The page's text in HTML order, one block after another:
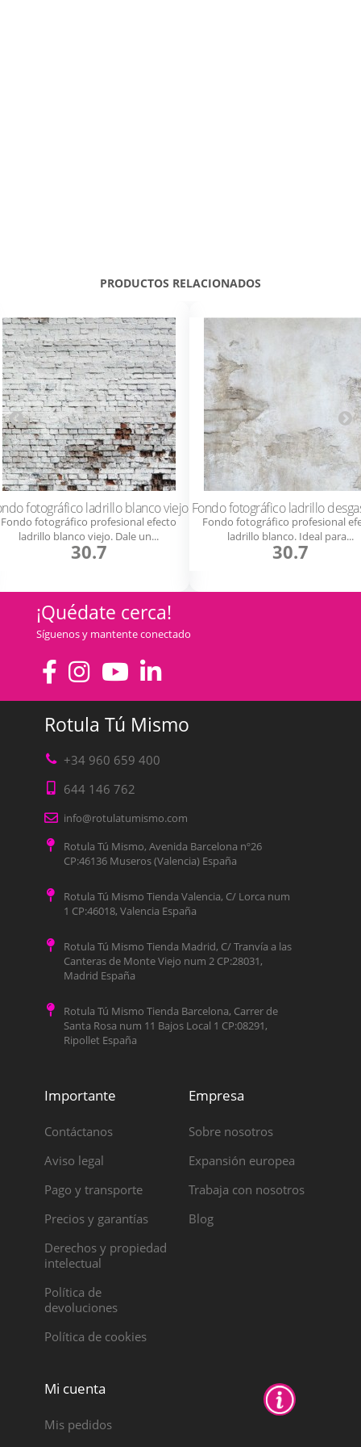
PRODUCTOS RELACIONADOS
fotográfico ladrillo blanco viejo
Fondo fotográfico profesional efecto
ladrillo blanco viejo. Dale un...
30.7
Fondo fotográfico ladrillo
Fondo fotográfico profesional
ladrillo blanco. Ideal para...
30.7
¡Quédate cerca!
Síguenos y mantente conectado
Rotula Tú Mismo
+34 960 659 400
644 146 762
info@rotulatumismo.com
Rotula Tú Mismo, Avenida Barcelona nº26
CP:46136 Museros (Valencia) España
Rotula Tú Mismo Tienda Valencia, C/ Lorca num
1 CP:46018, Valencia España
Rotula Tú Mismo Tienda Madrid, C/ Tranvía a las
Canteras de Monte Viejo num 2 CP:28031,
Madrid España
Rotula Tú Mismo Tienda Barcelona, Carrer de
Santa Rosa num 11 Bajos Local 1 CP:08291,
Ripollet España
Importante
Contáctanos
Aviso legal
Pago y transporte
Precios y garantías
Derechos y propiedad
intelectual
Política de
devoluciones
Política de cookies
Empresa
Sobre nosotros
Expansión europea
Trabaja con nosotros
Blog
Mi cuenta
Mis pedidos